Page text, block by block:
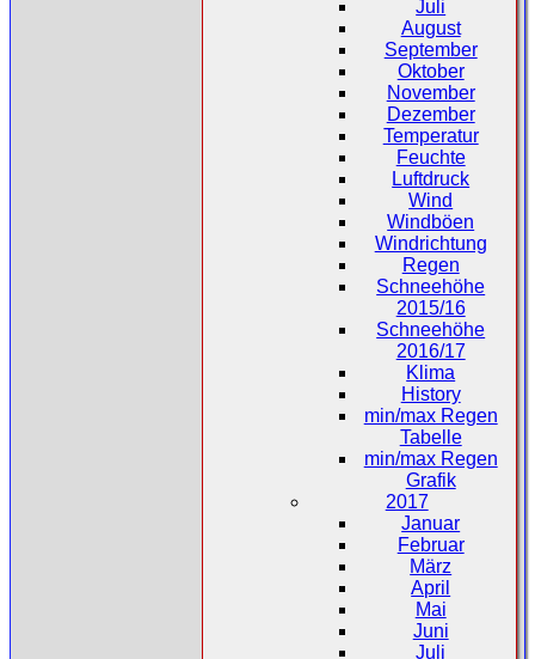
Juli
August
September
Oktober
November
Dezember
Temperatur
Feuchte
Luftdruck
Wind
Windböen
Windrichtung
Regen
Schneehöhe
2015/16
Schneehöhe
2016/17
Klima
History
min/max Regen
Tabelle
min/max Regen
Grafik
2017
Januar
Februar
März
April
Mai
Juni
Juli